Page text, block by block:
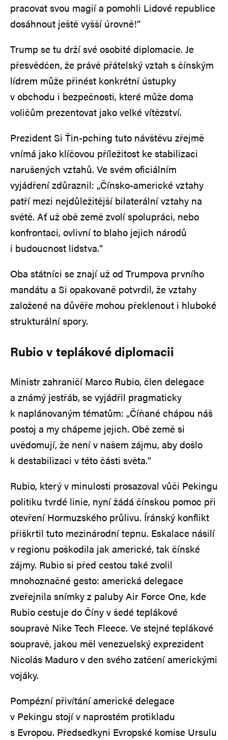
pracovat svou magií a pomohli Lidové republice
dosáhnout ještě vyšší úrovně!“
Trump se tu drží své osobité diplomacie. Je
přesvědčen, že právě přátelský vztah s čínským
lídrem může přinést konkrétní ústupky
v obchodu i bezpečnosti, které může doma
voličům prezentovat jako velké vítězství.
Prezident Si Ťin-pching tuto návštěvu zřejmě
vnímá jako klíčovou příležitost ke stabilizaci
narušených vztahů. Ve svém oficiálním
vyjádření zdůraznil: „Čínsko-americké vztahy
patří mezi nejdůležitější bilaterální vztahy na
světě. Ať už obě země zvolí spolupráci, nebo
konfrontaci, ovlivní to blaho jejich národů
i budoucnost lidstva.“
Oba státníci se znají už od Trumpova prvního
mandátu a Si opakovaně potvrdil, že vztahy
založené na důvěře mohou překlenout i hluboké
strukturální spory.
Rubio v teplákové diplomacii
Ministr zahraničí Marco Rubio, člen delegace
a známý jestřáb, se vyjádřil pragmaticky
k naplánovaným tématům: „Číňané chápou náš
postoj a my chápeme jejich. Obě země si
uvědomují, že není v našem zájmu, aby došlo
k destabilizaci v této části světa.“
Rubio, který v minulosti prosazoval vůči Pekingu
politiku tvrdé linie, nyní žádá čínskou pomoc při
otevření Hormuzského průlivu. Íránský konflikt
přiškrtil tuto mezinárodní tepnu. Eskalace násilí
v regionu poškodila jak americké, tak čínské
zájmy. Rubio si před cestou také zvolil
mnohoznačné gesto: americká delegace
zveřejnila snímky z paluby Air Force One, kde
Rubio cestuje do Číny v šedé teplákové
soupravě Nike Tech Fleece. Ve stejné teplákové
soupravě, jakou měl venezuelský exprezident
Nicolás Maduro v den svého zatčení americkými
vojáky.
Pompézní přivítání americké delegace
v Pekingu stojí v naprostém protikladu
s Evropou. Předsedkyni Evropské komise Ursulu